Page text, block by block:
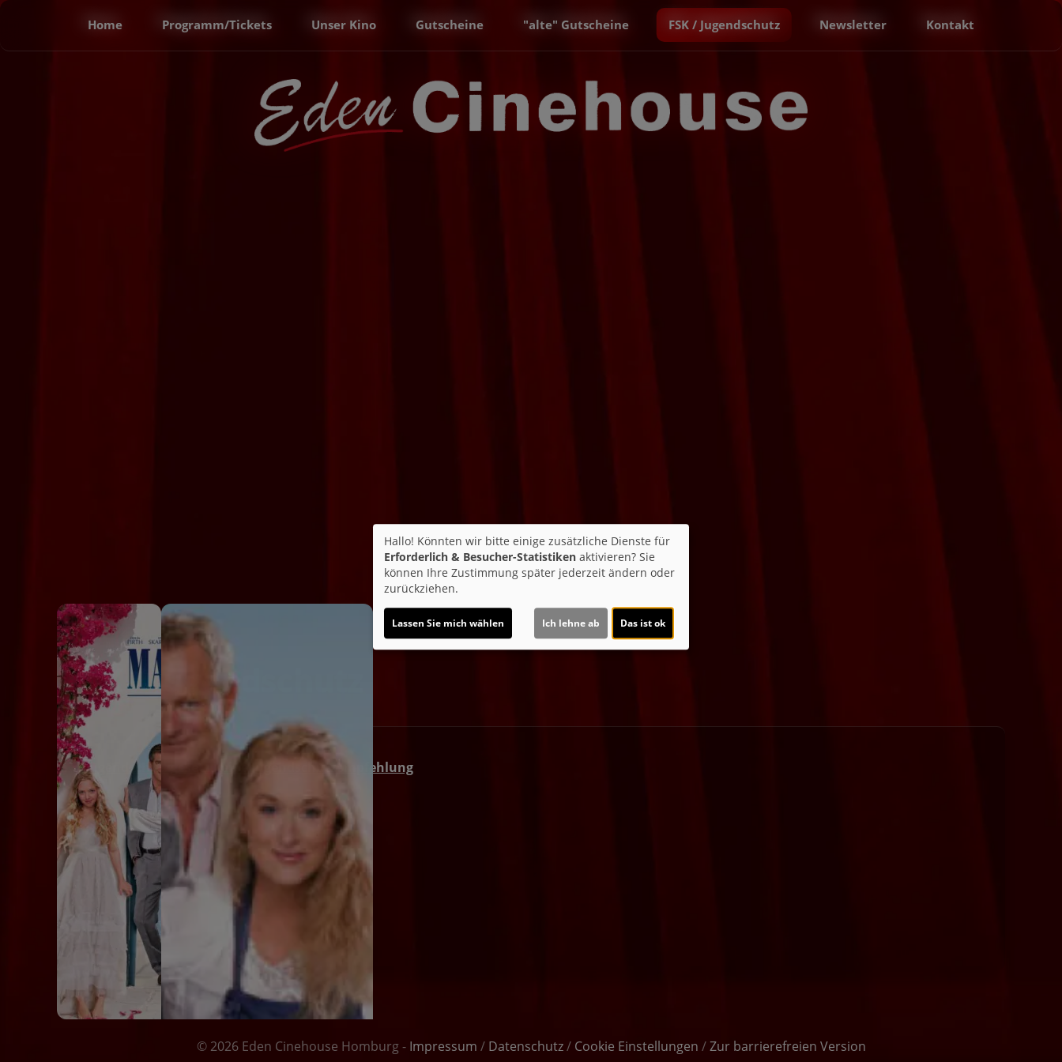
Home Programm/Tickets Unser Kino Gutscheine "alte" Gutscheine FSK / Jugendschutz Newsletter Kontakt
FSK / Jugendschutz
Jugendschutzgesetz keine Jugendschutzempfehlung
Jugengschutzgesetz (Auszug)
FSK
© 2026 Eden Cinehouse Homburg - Impressum / Datenschutz/ Cookie Einstellungen /Zur barrierefreien Version
Hallo! Könnten wir bitte einige zusätzliche Dienste für
Erforderlich & Besucher-Statistiken aktivieren? Sie
können Ihre Zustimmung später jederzeit ändern oder
zurückziehen.
Lassen Sie mich wählen Ich lehne ab Das ist ok